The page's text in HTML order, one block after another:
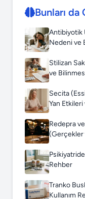
Bunları
Antibiyotik
Nedeni ve
Stilizan
ve
Secita
Yan Etkileri
Redepra
(Gerçekler
Rehber
Tranko
Kullanım